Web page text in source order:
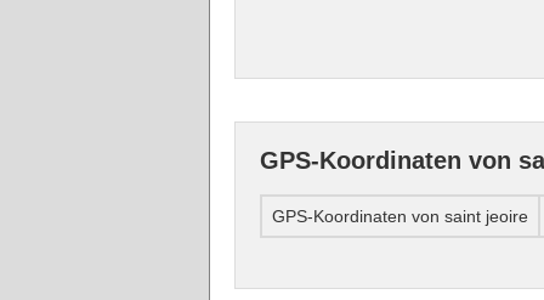
GPS-Koordinaten von
GPS-Koordinaten von saint jeoire